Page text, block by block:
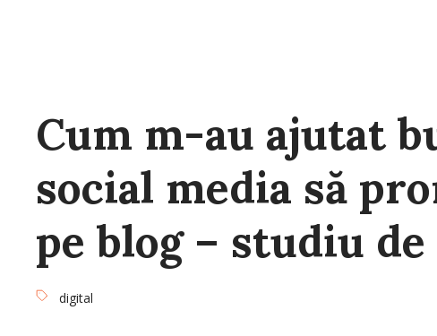
Cum m-au ajutat
social media să
pe blog – studiu de
digital